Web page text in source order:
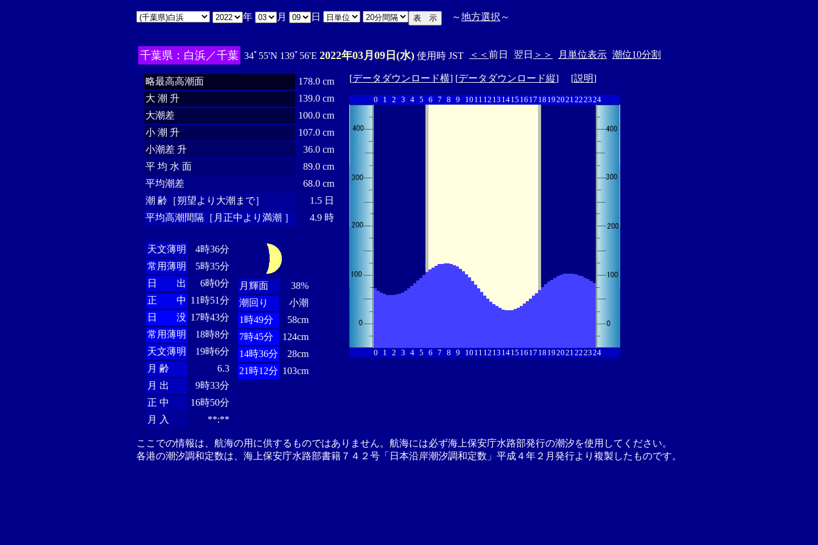
年 月 日 ～地方選択 ～
千葉県：白浜／千葉 34ﾟ55'N 139ﾟ56'E 2022年03月09日(水) 使用時 JST ＜＜ 前日 翌日 ＞＞ 月単位表示 潮位10分割
略最高高潮面
178.0 cm
大 潮 升
139.0 cm
大潮差
100.0 cm
小 潮 升
107.0 cm
小潮差 升
36.0 cm
平 均 水 面
89.0 cm
平均潮差
68.0 cm
潮 齢［朔望より大潮まで］
1.5 日
平均高潮間隔［月正中より満潮 ］
4.9 時
天文薄明
4時36分
常用薄明
5時35分
日 出
6時0分
正 中 11時51分
日 没 17時43分
常用薄明
18時8分
天文薄明
19時6分
月 齢
6.3
月 出
9時33分
正 中
16時50分
月 入
**:**
月輝面
38%
潮回り
小潮
1時49分
58cm
7時45分
124cm
14時36分
28cm
21時12分 103cm
[データダウンロード横] [データダウンロード縦] [説明]
0 1 2 3 4 5 6 7 8 9 10 11 12 13 1415 16 17 18 192021222324
0 1 2 3 4 5 6 7 8 9 10 11 12 13 1415 16 17 18 192021222324
ここでの情報は、航海の用に供するものではありません。航海には必ず海上保安庁水路部発行の潮汐を使用してください。
各港の潮汐調和定数は、海上保安庁水路部書籍７４２号「日本沿岸潮汐調和定数」平成４年２月発行より複製したものです。